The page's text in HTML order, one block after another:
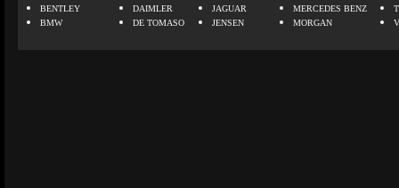
BENTLEY
BMW
DAIMLER
DE TOMASO
JAGUAR
JENSEN
MERCEDES BENZ
MORGAN